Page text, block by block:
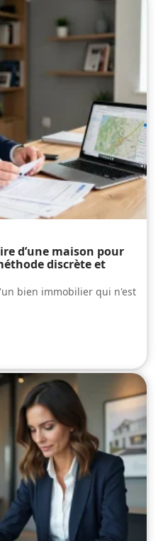
d’une maison pour
discrète et
bien immobilier qui n'est